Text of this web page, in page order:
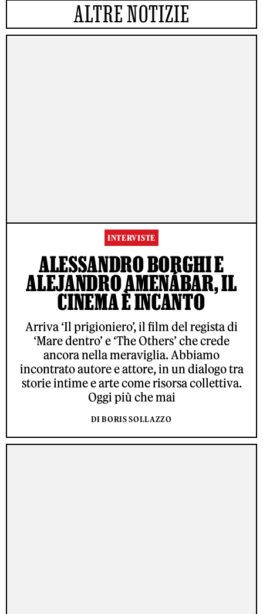
ALTRE NOTIZIE
INTERVISTE
ALESSANDRO BORGHI E
ALEJANDRO AMENÁBAR, IL
CINEMA È INCANTO
Arriva ‘Il prigioniero’, il film del regista di
‘Mare dentro’ e ‘The Others’ che crede
ancora nella meraviglia. Abbiamo
incontrato autore e attore, in un dialogo tra
storie intime e arte come risorsa collettiva.
Oggi più che mai
DI BORIS SOLLAZZO